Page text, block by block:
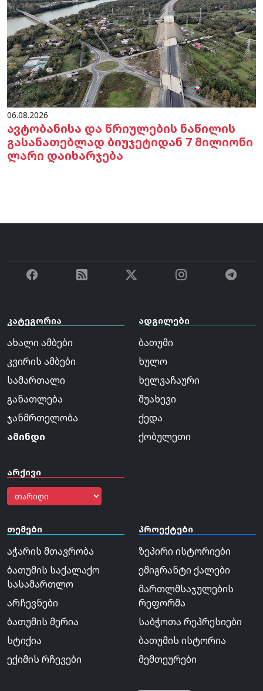
06.08.2026
ავტობანისა და წრიულების ნაწილის
გასანათებლად ბიუჯეტიდან 7 მილიონი
ლარი დაიხარჯება
კატეგორია
ახალი ამბები
კვირის ამბები
სამართალი
განათლება
ჯანმრთელობა
ამინდი
არქივი
ადგილები
ბათუმი
ხულო
ხელვაჩაური
შუახევი
ქედა
ქობულეთი
თემები
აჭარის მთავრობა
ბათუმის საქალაქო
სასამართლო
არჩევნები
ბათუმის მერია
სტიქია
ექიმის რჩევები
პროექტები
ზეპირი ისტორიები
ემიგრანტი ქალები
მართლმსაჯულების
რეფორმა
საბჭოთა რეპრესიები
ბათუმის ისტორია
მემთეურები